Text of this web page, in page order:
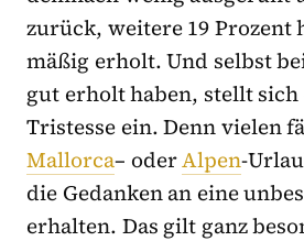
zurück, weitere 19 Prozent
mäßig erholt. Und selbst
gut erholt haben, stellt
Tristesse ein. Denn vielen
Mallorca– oderAlpen-
die Gedanken an eine
erhalten. Das gilt ganz